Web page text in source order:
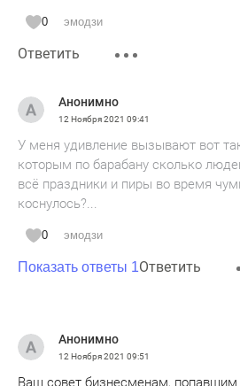
0 эмодзи
Ответить
Анонимно
12 Ноября 2021 09:41
У меня удивление вызывают вот
которым по барабану сколько
всё праздники и пиры во время
коснулось?...
0 эмодзи
Показать ответы 1Ответить
Анонимно
12 Ноября 2021 09:51
Ваш совет бизнесменам, попавшим